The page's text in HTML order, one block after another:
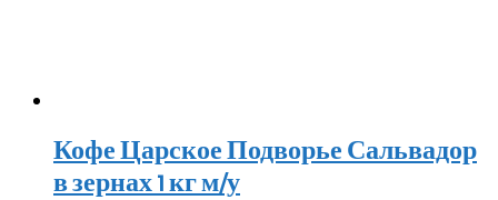
Кофе Царское Подворье Сальвадор
в зернах 1 кг м/у